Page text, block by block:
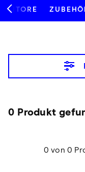
0 Produkt
0 von 0